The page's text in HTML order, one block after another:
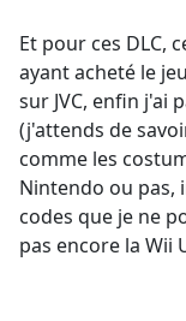
Et pour ces DLC,
ayant acheté le
sur JVC, enfin j'ai
(j'attends de
comme les
Nintendo ou pas,
codes que je ne
pas encore la Wii